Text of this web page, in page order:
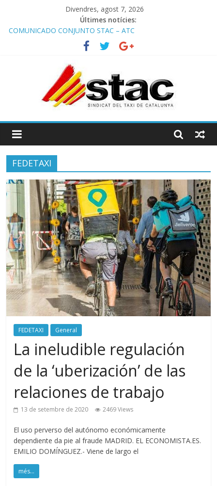
Divendres, agost 7, 2026
Últimes notícies:
Programa de Radio TAXI LIBRE 22.07.2026 en COOLTURA FM.
Edición 385
COMUNICADO CONJUNTO STAC – ATC
Comunicado STAC/ ATC de la reunión con los Mossos d
‘Esquadra del aeropuerto de Barcelona.
Programa de Radio TAXI LIBRE 29.07.2026 en COOLTURA FM.
STAC/ATC SOLICITAN TAULA TÈCNICA PARA MEJORAR LA
OPERATIVA DE ENTRADA EN EL PUERTO DE BARCELONA.
FEDETAXI
FEDETAXI General
La ineludible regulación
de la ‘uberización’ de las
relaciones de trabajo
13 de setembre de 2020 2469 Views
El uso perverso del autónomo económicamente
dependiente da pie al fraude MADRID. EL ECONOMISTA.ES.
EMILIO DOMÍNGUEZ.- Viene de largo el
més...